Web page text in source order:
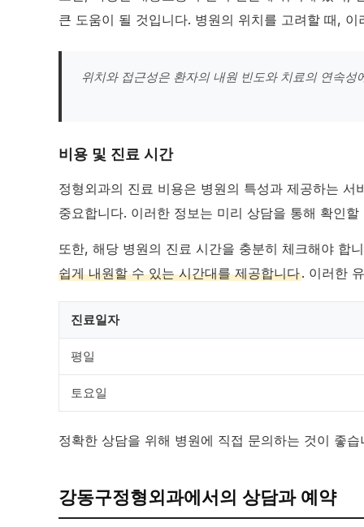
큰 도움이 될 것입니다. 병원의 위치를 고려할 때,
위치와 접근성은 환자의 내원 빈도와 치료의 연속
비용 및 진료 시간
정형외과의 진료 비용은 병원의 특성과 제공하는
중요합니다. 이러한 정보는 미리 상담을 통해 확인
또한, 해당 병원의 진료 시간을 충분히 체크해야 합
쉽게 내원할 수 있는 시간대를 제공합니다. 이러한
진료일자
평일
토요일
정확한 상담을 위해 병원에 직접 문의하는 것이 좋
강동구정형외과에서의 상담과 예약